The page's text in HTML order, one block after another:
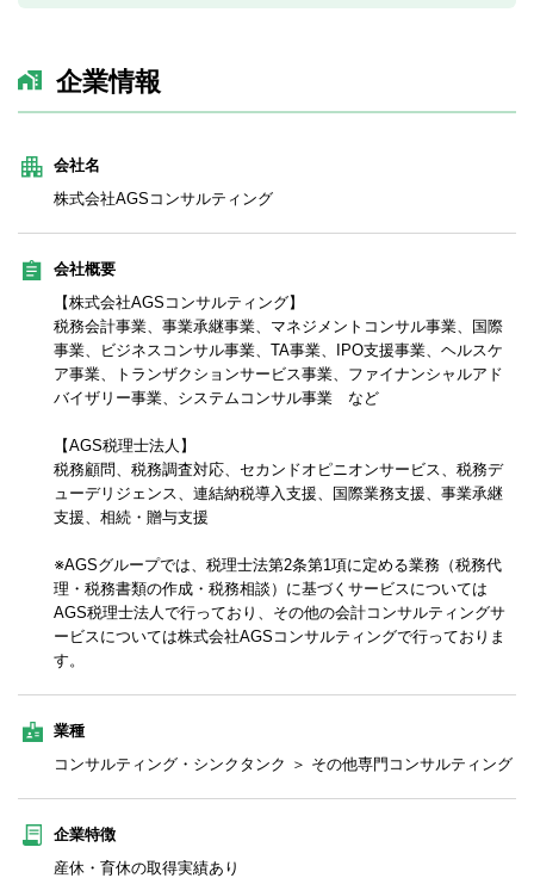
企業情報
会社名
株式会社AGSコンサルティング
会社概要
【株式会社AGSコンサルティング】
税務会計事業、事業承継事業、マネジメントコンサル事業、国際
事業、ビジネスコンサル事業、TA事業、IPO支援事業、ヘルスケ
ア事業、トランザクションサービス事業、ファイナンシャルアド
バイザリー事業、システムコンサル事業 など
【AGS税理士法人】
税務顧問、税務調査対応、セカンドオピニオンサービス、税務デ
ューデリジェンス、連結納税導入支援、国際業務支援、事業承継
支援、相続・贈与支援
※AGSグループでは、税理士法第2条第1項に定める業務（税務代
理・税務書類の作成・税務相談）に基づくサービスについては
AGS税理士法人で行っており、その他の会計コンサルティングサ
ービスについては株式会社AGSコンサルティングで行っておりま
す。
業種
コンサルティング・シンクタンク ＞ その他専門コンサルティング
企業特徴
産休・育休の取得実績あり